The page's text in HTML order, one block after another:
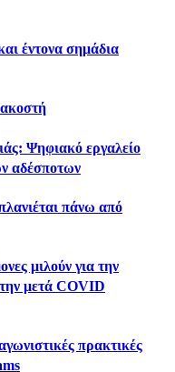
έντονα σημάδια
Ψηφιακό εργαλείο
αδέσποτων
πάνω από
μιλούν για την
μετά COVID
πρακτικές